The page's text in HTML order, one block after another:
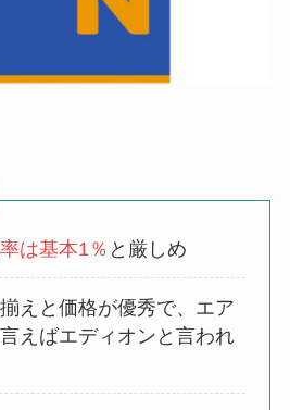
は基本1％ と厳しめ
えと価格が優秀で、エア
えばエディオンと言われ